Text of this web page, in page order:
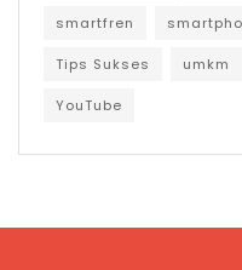
smartfren
Tips Sukses umkm
YouTube